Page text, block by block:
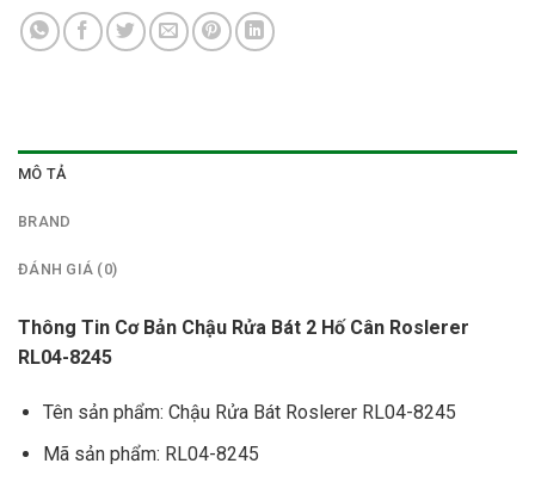
MÔ TẢ
BRAND
ĐÁNH GIÁ (0)
Thông Tin Cơ Bản Chậu Rửa Bát 2 Hố Cân Roslerer
RL04-8245
Tên sản phẩm: Chậu Rửa Bát Roslerer RL04-8245
Mã sản phẩm: RL04-8245